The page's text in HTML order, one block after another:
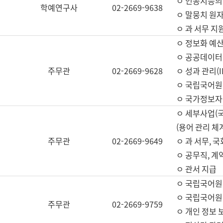
학예연구사 02-2669-9638
ㅇ 말뭉치 원
ㅇ 과 서무 지
주무관 02-2669-9628
ㅇ 정보화 예
ㅇ 공공데이
ㅇ 성과 관리
ㅇ 국립국어
ㅇ 국가정보
주무관 02-2669-9649
ㅇ 세부사업(
(용어 관리 체
ㅇ 과 서무,
ㅇ 공무직, 계
ㅇ 관서 지급
주무관 02-2669-9759
ㅇ 국립국어
ㅇ 국립국어
ㅇ 개인 정보